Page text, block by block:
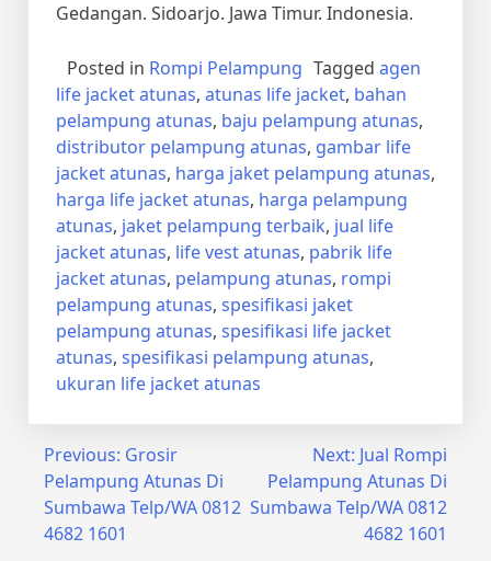
Gedangan. Sidoarjo. Jawa Timur. Indonesia.
Posted in Rompi Pelampung Tagged agen
life jacket atunas, atunas life jacket, bahan
pelampung atunas, baju pelampung atunas,
distributor pelampung atunas, gambar life
jacket atunas, harga jaket pelampung atunas,
harga life jacket atunas, harga pelampung
atunas, jaket pelampung terbaik, jual life
jacket atunas, life vest atunas, pabrik life
jacket atunas, pelampung atunas, rompi
pelampung atunas, spesifikasi jaket
pelampung atunas, spesifikasi life jacket
atunas, spesifikasi pelampung atunas,
ukuran life jacket atunas
Post
navigation
Previous: Grosir
Pelampung Atunas Di
Sumbawa Telp/WA 0812
4682 1601
Next: Jual Rompi
Pelampung Atunas Di
Sumbawa Telp/WA 0812
4682 1601